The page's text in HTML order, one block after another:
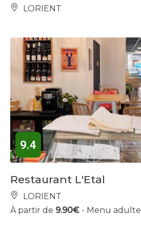
LORIENT
9.4
Restaurant L'Etal
LORIENT
À partir de 9.90€ - Menu adulte